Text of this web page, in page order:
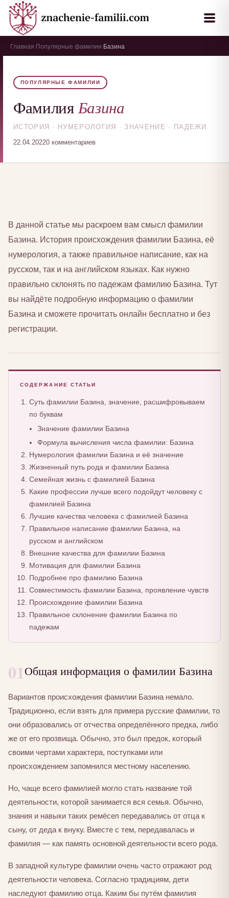
Главная Популярные фамилии Базина
ПОПУЛЯРНЫЕ ФАМИЛИИ
ФамилияБазина
ИСТОРИЯ · НУМЕРОЛОГИЯ · ЗНАЧЕНИЕ · ПАДЕЖИ
22.04.20220 комментариев
В данной статье мы раскроем вам смысл фамилии
Базина. История происхождения фамилии Базина, её
нумерология, а также правильное написание, как на
русском, так и на английском языках. Как нужно
правильно склонять по падежам фамилию Базина. Тут
вы найдёте подробную информацию о фамилии
Базина и сможете прочитать онлайн бесплатно и без
регистрации.
СОДЕРЖАНИЕ СТАТЬИ
Суть фамилии Базина, значение, расшифровываем
по буквам
Значение фамилии Базина
Формула вычисления числа фамилии: Базина
Нумерология фамилии Базина и её значение
Жизненный путь рода и фамилии Базина
Семейная жизнь с фамилией Базина
Какие профессии лучше всего подойдут человеку с
фамилией Базина
Лучшие качества человека с фамилией Базина
Правильное написание фамилии Базина, на
русском и английском
Внешние качества для фамилии Базина
Мотивация для фамилии Базина
Подробнее про фамилию Базина
Совместимость фамилии Базина, проявление чувств
Происхождение фамилии Базина
Правильное склонение фамилии Базина по
падежам
01Общая информация о фамилии Базина
Вариантов происхождения фамилии Базина немало.
Традиционно, если взять для примера русские фамилии, то
они образовались от отчества определённого предка, либо
же от его прозвища. Обычно, это был предок, который
своими чертами характера, поступками или
происхождением запомнился местному населению.
Но, чаще всего фамилией могло стать название той
деятельности, которой занимается вся семья. Обычно,
знания и навыки таких ремёсел передавались от отца к
сыну, от деда к внуку. Вместе с тем, передавалась и
фамилия — как память основной деятельности всего рода.
В западной культуре фамилии очень часто отражают род
деятельности человека. Согласно традициям, дети
наследуют фамилию отца. Каким бы путём фамилия